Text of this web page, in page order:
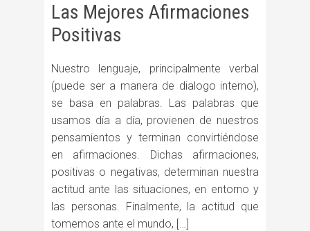
Las Mejores Afirmaciones
Positivas
Nuestro lenguaje, principalmente verbal
(puede ser a manera de dialogo interno),
se basa en palabras. Las palabras que
usamos día a día, provienen de nuestros
pensamientos y terminan convirtiéndose
en afirmaciones. Dichas afirmaciones,
positivas o negativas, determinan nuestra
actitud ante las situaciones, en entorno y
las personas. Finalmente, la actitud que
tomemos ante el mundo, […]